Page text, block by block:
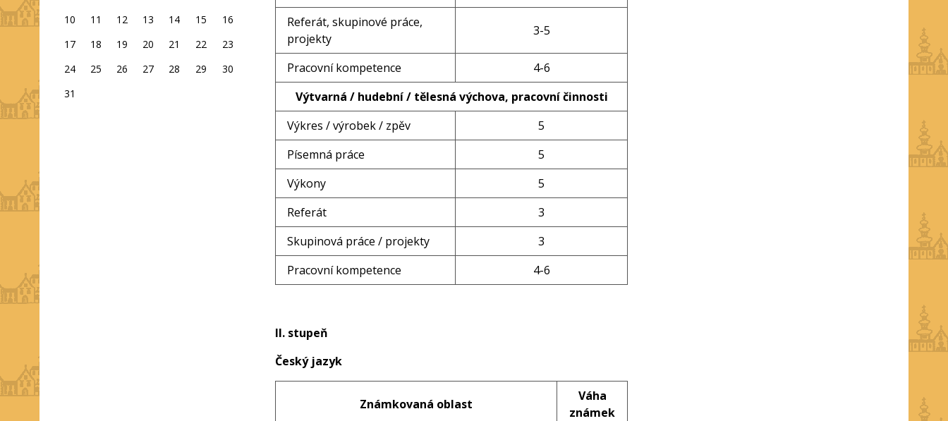
Referát, skupinové práce,
projekty
3-5
Pracovní kompetence
4-6
Výtvarná / hudební / tělesná výchova, pracovní činnosti
Výkres / výrobek / zpěv
5
Písemná práce
5
Výkony
5
Referát
3
Skupinová práce / projekty
3
Pracovní kompetence
4-6
II. stupeň
Český jazyk
Známkovaná oblast
Váha
známek
10
11 12 13 14 15
16
17
18 19 20 21 22
23
24
25 26 27 28 29
30
31